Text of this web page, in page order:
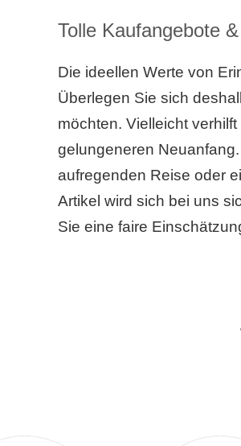
Tolle Kaufangebote
Die ideellen Werte von
Überlegen Sie sich
möchten. Vielleicht
gelungeneren
aufregenden Reise oder
Artikel wird sich bei uns
Sie eine faire